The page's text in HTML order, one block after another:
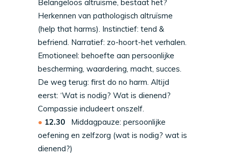
Belangeloos altruïsme, bestaat het?
Herkennen van pathologisch altruïsme
(help that harms). Instinctief: tend &
befriend. Narratief: zo-hoort-het verhalen.
Emotioneel: behoefte aan persoonlijke
bescherming, waardering, macht, succes.
De weg terug: first do no harm. Altijd
eerst: ‘Wat is nodig? Wat is dienend?
Compassie includeert onszelf.
12.30 Middagpauze: persoonlijke
oefening en zelfzorg (wat is nodig? wat is
dienend?)